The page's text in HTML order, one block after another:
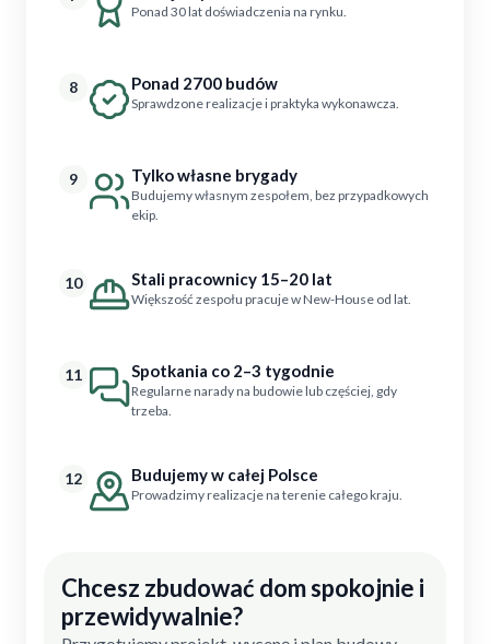
Ponad 30 lat doświadczenia na rynku.
8 Ponad 2700 budów
Sprawdzone realizacje i praktyka wykonawcza.
9 Tylko własne brygady
Budujemy własnym zespołem, bez przypadkowych
ekip.
10 Stali pracownicy 15–20 lat
Większość zespołu pracuje w New-House od lat.
11 Spotkania co 2–3 tygodnie
Regularne narady na budowie lub częściej, gdy
trzeba.
12 Budujemy w całej Polsce
Prowadzimy realizacje na terenie całego kraju.
Chcesz zbudować dom spokojnie i
przewidywalnie?